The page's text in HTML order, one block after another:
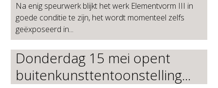
Na enig speurwerk blijkt het werk Elementvorm III in
goede conditie te zijn, het wordt momenteel zelfs
geëxposeerd in...
Donderdag 15 mei opent
buitenkunsttentoonstelling...